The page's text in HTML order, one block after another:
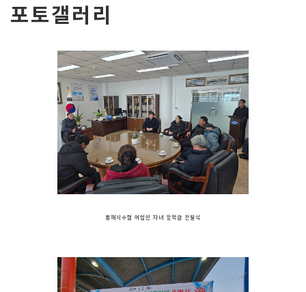
포토갤러리
동해시수협 어업인 자녀 장학금 전달식